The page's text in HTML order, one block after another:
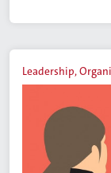
Leadership,